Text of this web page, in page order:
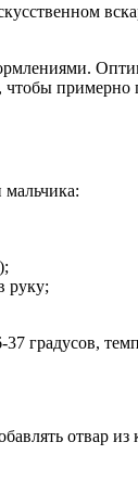
чтобы
руку;
градусов,
отвар